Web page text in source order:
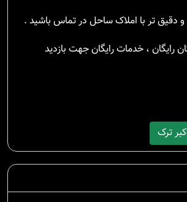
و دقیق تر با املاک ساحل در تماس باشید .
رایگان ، خدمات رایگان جهت بازدید
ترک